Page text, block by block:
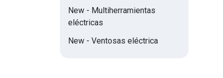
New - Multiherramientas
eléctricas
New - Ventosas eléctrica